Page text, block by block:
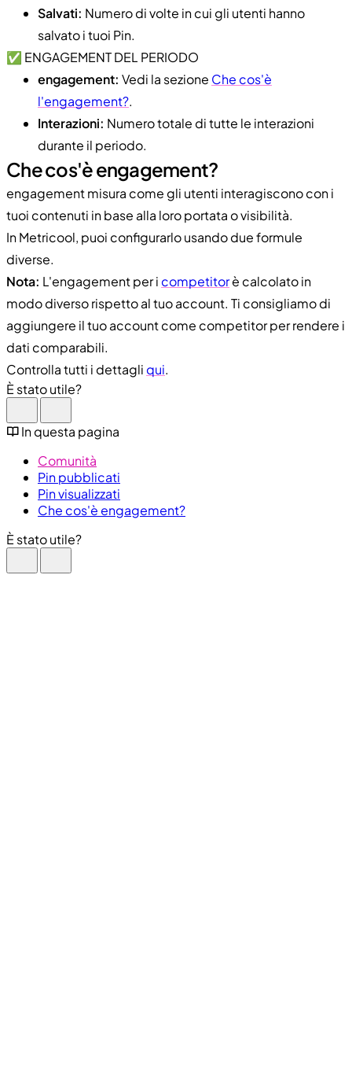
Salvati: Numero di volte in cui gli utenti hanno
salvato i tuoi Pin.
✅ ENGAGEMENT DEL PERIODO
engagement: Vedi la sezione Che cos'è
l'engagement?.
Interazioni: Numero totale di tutte le interazioni
durante il periodo.
Che cos'è engagement?
engagement misura come gli utenti interagiscono con i
tuoi contenuti in base alla loro portata o visibilità.
In Metricool, puoi configurarlo usando due formule
diverse.
Nota: L'engagement per i competitorè calcolato in
modo diverso rispetto al tuo account. Ti consigliamo di
aggiungere il tuo account come competitor per rendere i
dati comparabili.
Controlla tutti i dettagli qui.
È stato utile?
In questa pagina
Comunità
Pin pubblicati
Pin visualizzati
Che cos'è engagement?
È stato utile?